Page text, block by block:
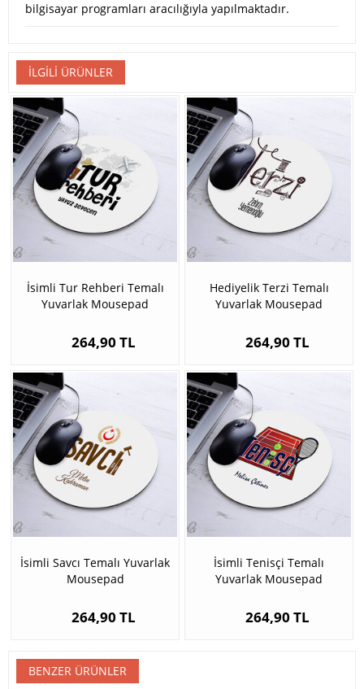
bilgisayar programları aracılığıyla yapılmaktadır.
İLGILI ÜRÜNLER
İsimli Tur Rehberi Temalı
Yuvarlak Mousepad
264,90 TL
Hediyelik Terzi Temalı
Yuvarlak Mousepad
264,90 TL
İsimli Savcı Temalı Yuvarlak
Mousepad
264,90 TL
İsimli Tenisçi Temalı
Yuvarlak Mousepad
264,90 TL
BENZER ÜRÜNLER